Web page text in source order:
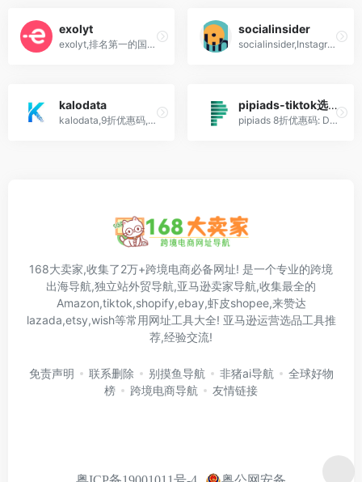
exolyt
exolyt,排名第一的国外抖音tiktok数据分析工具平台
socialinsider
socialinsider,Instagram和tiktok营销工具,账号分析
kalodata
kalodata,9折优惠码,最好的tiktok数据分析平台,国外抖音选品分析工具
pipiads-tiktok选品神器
pipiads 8折优惠码: DMJDMJ,皮皮ads,国外抖音tiktok数据分析跨境电商选品工具,Ads Spy广告大数据检测
168大卖家,收集了2万+跨境电商必备网址! 是一个专业的跨境
出海导航,独立站外贸导航,亚马逊卖家导航,收集最全的
Amazon,tiktok,shopify,ebay,虾皮shopee,来赞达
lazada,etsy,wish等常用网址工具大全! 亚马逊运营选品工具推
荐,经验交流!
免责声明 联系删除 别摸鱼导航 非猪ai导航
全球好物
榜
跨境电商导航 友情链接